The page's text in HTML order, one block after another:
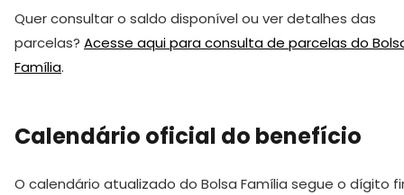
Quer consultar o saldo disponível ou ver detalhes das
parcelas? Acesse aqui para consulta de parcelas do
Família.
Calendário oficial do benefício
O calendário atualizado do Bolsa Família segue o dígito